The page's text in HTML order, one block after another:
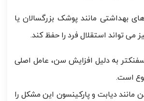
بهداشتی مانند پوشک بزرگسالان یا
می تواند استقلال فرد را حفظ کند.
به دلیل افزایش سن، عامل اصلی
است.
مانند دیابت و پارکینسون این مشکل را